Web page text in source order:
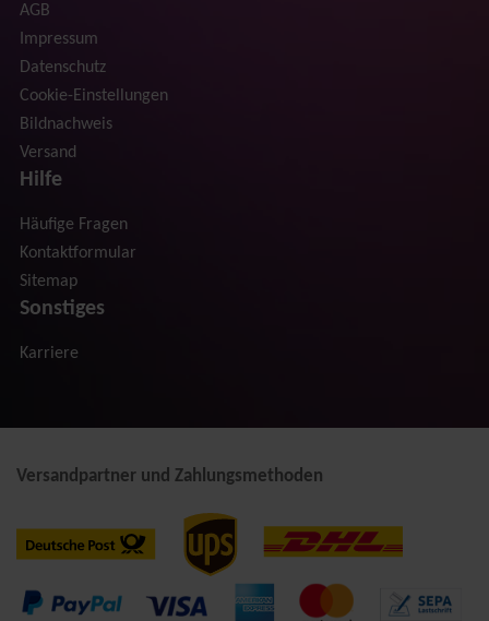
AGB
Impressum
Datenschutz
Cookie-Einstellungen
Bildnachweis
Versand
Hilfe
Häufige Fragen
Kontaktformular
Sitemap
Sonstiges
Karriere
Versandpartner und Zahlungsmethoden